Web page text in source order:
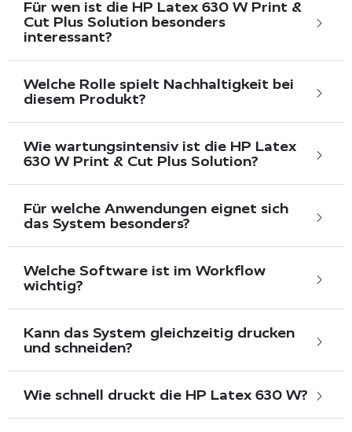
Für wen ist die HP Latex 630 W Print &
Cut Plus Solution besonders
interessant?
Welche Rolle spielt Nachhaltigkeit bei
diesem Produkt?
Wie wartungsintensiv ist die HP Latex
630 W Print & Cut Plus Solution?
Für welche Anwendungen eignet sich
das System besonders?
Welche Software ist im Workflow
wichtig?
Kann das System gleichzeitig drucken
und schneiden?
Wie schnell druckt die HP Latex 630 W?